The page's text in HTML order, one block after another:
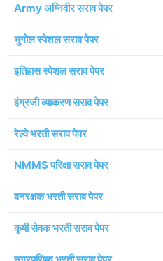
Army अग्निवीर सराव पेपर
भुगोल स्पेशल सराव पेपर
इतिहास स्पेशल सराव पेपर
इंग्रजी व्याकरण सराव पेपर
रेल्वे भरती सराव पेपर
NMMS परिक्षा सराव पेपर
वनरक्षक भरती सराव पेपर
कृषी सेवक भरती सराव पेपर